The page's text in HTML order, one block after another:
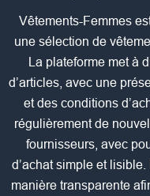
Vêtements-Femmes
une sélection de
La plateforme met à
d’articles, avec une
et des conditions
régulièrement de
fournisseurs, avec
d’achat simple et
manière transparente